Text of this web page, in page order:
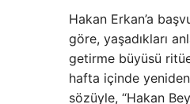
Hakan Erkan’a
göre, yaşadıkları
getirme büyüsü
hafta içinde
sözüyle, “Hakan